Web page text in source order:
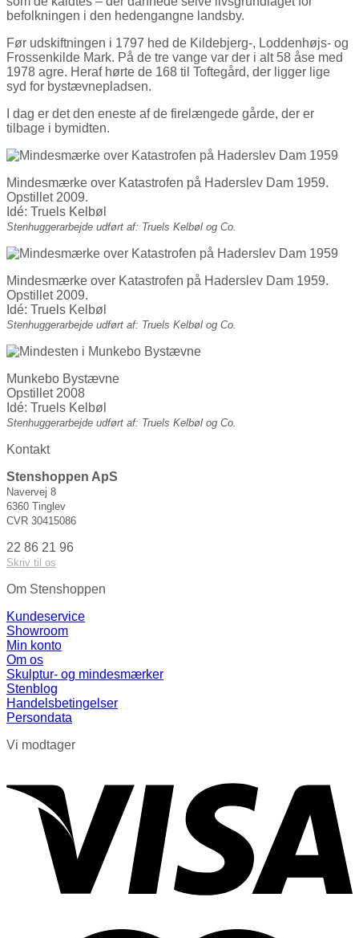
befolkningen i den hedengangne landsby.
Før udskiftningen i 1797 hed de Kildebjerg-, Loddenhøjs- og
Frossenkilde Mark. På de tre vange var der i alt 58 åse med
1978 agre. Heraf hørte de 168 til Toftegård, der ligger lige
syd for bystævnepladsen.
I dag er det den eneste af de firelængede gårde, der er
tilbage i bymidten.
Mindesmærke over Katastrofen på Haderslev Dam 1959.
Opstillet 2009.
Idé: Truels Kelbøl
Stenhuggerarbejde udført af: Truels Kelbøl og Co.
Mindesmærke over Katastrofen på Haderslev Dam 1959.
Opstillet 2009.
Idé: Truels Kelbøl
Stenhuggerarbejde udført af: Truels Kelbøl og Co.
Munkebo Bystævne
Opstillet 2008
Idé: Truels Kelbøl
Stenhuggerarbejde udført af: Truels Kelbøl og Co.
Kontakt
Stenshoppen ApS
Navervej 8
6360 Tinglev
CVR 30415086
22 86 21 96
Skriv til os
Om Stenshoppen
Kundeservice
Showroom
Min konto
Om os
Skulptur- og mindesmærker
Stenblog
Handelsbetingelser
Persondata
Vi modtager